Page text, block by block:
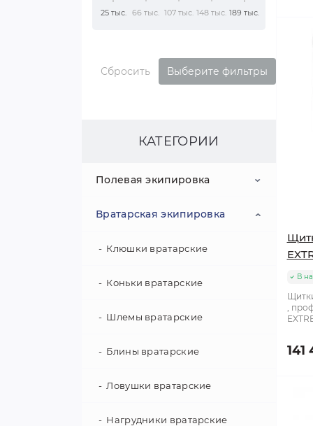
25 тыс. 66 тыс. 107 тыс. 148 тыс. 189 тыс.
Сбросить Выберите фильтры
КАТЕГОРИИ
Полевая экипировка
Клюшки
Коньки
Шлемы
Нагрудники
Налокотники
Перчатки
Трусы
Вратарская экипировка
Клюшки вратарские
Коньки вратарские
Шлемы вратарские
Блины вратарские
Ловушки вратарские
Нагрудники вратарские
В
,
141